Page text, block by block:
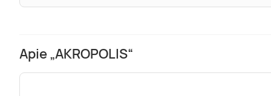
Apie „AKROPOLIS“